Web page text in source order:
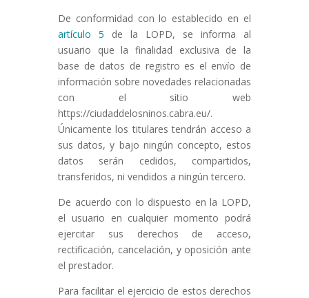
De conformidad con lo establecido en el
artículo 5 de la LOPD, se informa al
usuario que la finalidad exclusiva de la
base de datos de registro es el envío de
información sobre novedades relacionadas
con el sitio web
https://ciudaddelosninos.cabra.eu/.
Únicamente los titulares tendrán acceso a
sus datos, y bajo ningún concepto, estos
datos serán cedidos, compartidos,
transferidos, ni vendidos a ningún tercero.
De acuerdo con lo dispuesto en la LOPD,
el usuario en cualquier momento podrá
ejercitar sus derechos de acceso,
rectificación, cancelación, y oposición ante
el prestador.
Para facilitar el ejercicio de estos derechos